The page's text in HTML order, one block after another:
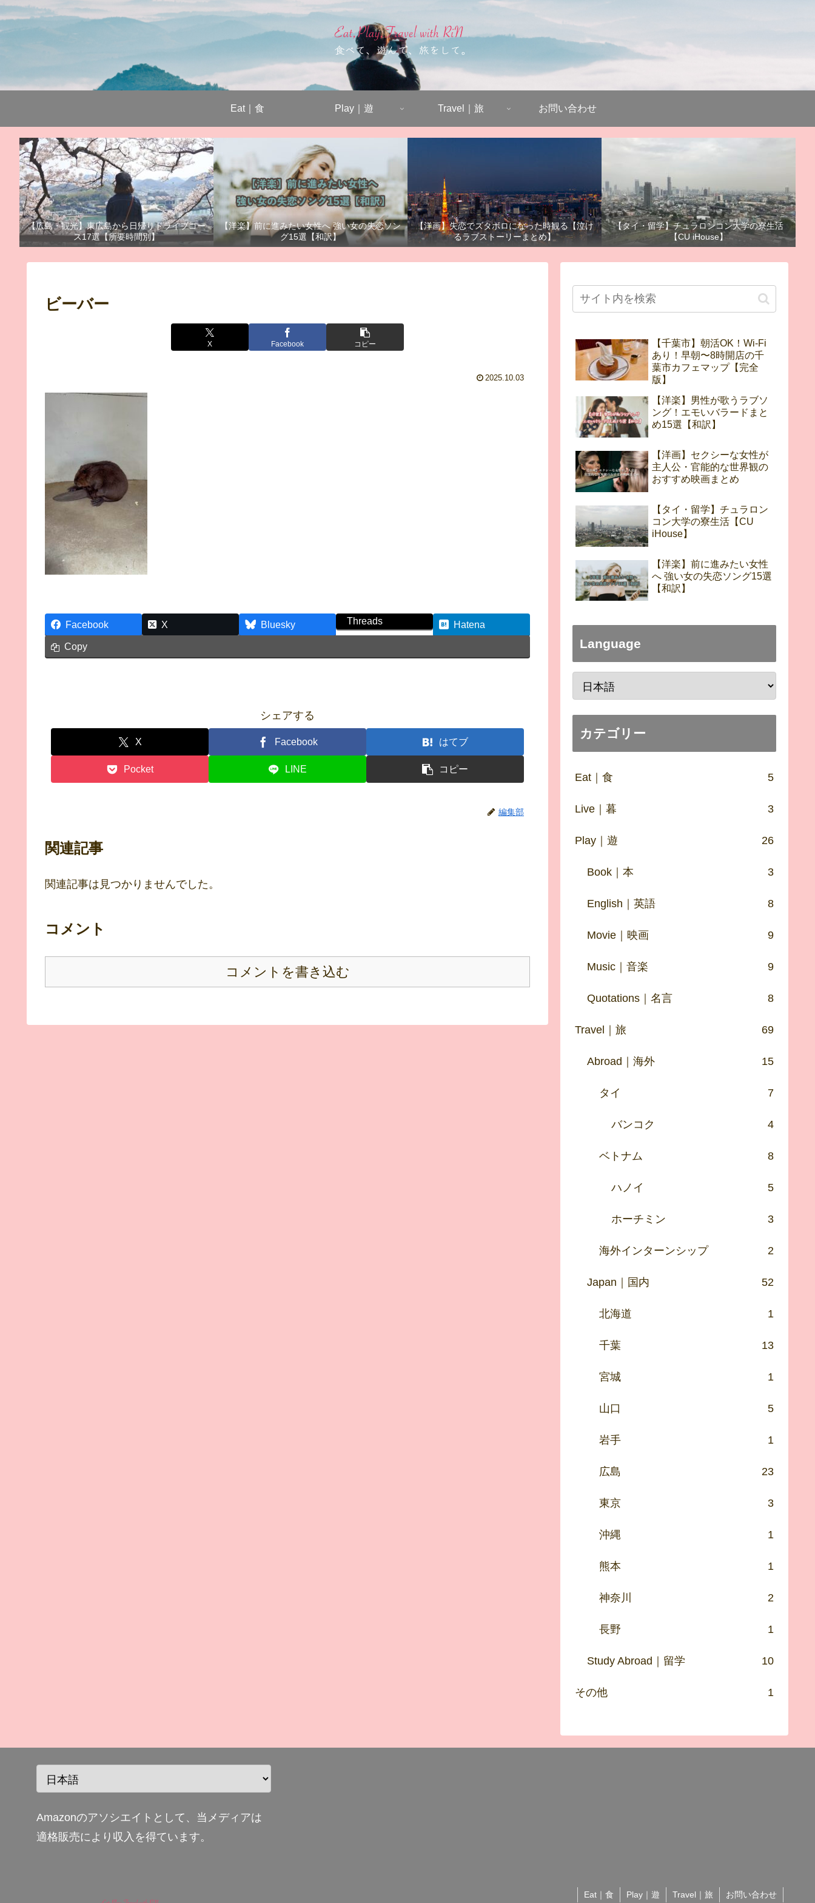
Eat｜食 Play｜遊 Travel｜旅 お問い合わせ
【広島・観光】東広島から日帰りドライブコー
ス17選【所要時間別】
【洋楽】前に進みたい女性へ 強い女の失恋ソン
グ15選【和訳】
【洋画】失恋でズタボロになった時観る【泣け
るラブストーリーまとめ】
【タイ・留学】チュラロンコン大学の寮生活
【CU iHouse】
ビーバー
X Facebook コピー
2025.10.03
Facebook X Bluesky Threads
Hatena
Copy
シェアする
X Facebook はてブ
Pocket LINE コピー
編集部
関連記事
関連記事は見つかりませんでした。
コメント
コメントを書き込む
【千葉市】朝活OK！Wi-Fi
あり！早朝〜8時開店の千
葉市カフェマップ【完全
版】
【洋楽】男性が歌うラブソ
ング！エモいバラードまと
め15選【和訳】
【洋画】セクシーな女性が
主人公・官能的な世界観の
おすすめ映画まとめ
【タイ・留学】チュラロン
コン大学の寮生活【CU
iHouse】
【洋楽】前に進みたい女性
へ 強い女の失恋ソング15選
【和訳】
Language
カテゴリー
Eat｜食 5
Live｜暮 3
Play｜遊 26
Book｜本 3
English｜英語 8
Movie｜映画 9
Music｜音楽 9
Quotations｜名言 8
Travel｜旅 69
Abroad｜海外 15
タイ 7
バンコク 4
ベトナム 8
ハノイ 5
ホーチミン 3
海外インターンシップ 2
Japan｜国内 52
北海道 1
千葉 13
宮城 1
山口 5
岩手 1
広島 23
東京 3
沖縄 1
熊本 1
神奈川 2
長野 1
Study Abroad｜留学 10
その他 1
Amazonのアソシエイトとして、当メディアは
適格販売により収入を得ています。
Eat｜食 Play｜遊 Travel｜旅 お問い合わせ